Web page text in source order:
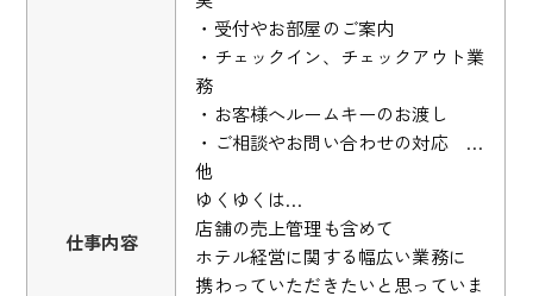
仕事内容
・受付やお部屋のご案内
・チェックイン、チェックアウト業
務
・お客様へルームキーのお渡し
・ご相談やお問い合わせの対応 …
他
ゆくゆくは…
店舗の売上管理も含めて
ホテル経営に関する幅広い業務に
携わっていただきたいと思っていま